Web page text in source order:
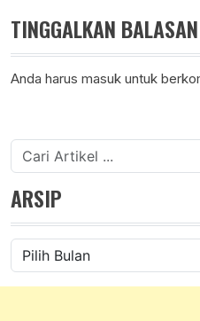
TINGGALKAN BALASAN
Anda harus masuk untuk
Cari
untuk:
ARSIP
Arsip